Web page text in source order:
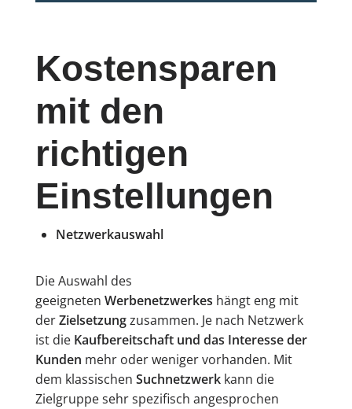
Kostensparen
mit den
richtigen
Einstellungen
Netzwerkauswahl
Die Auswahl des
geeigneten Werbenetzwerkes hängt eng mit
derZielsetzungzusammen. Je nach Netzwerk
ist die Kaufbereitschaft und das Interesse der
Kunden mehr oder weniger vorhanden. Mit
dem klassischen Suchnetzwerkkann die
Zielgruppe sehr spezifisch angesprochen